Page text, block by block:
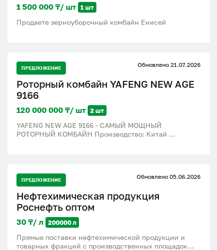
1 500 000 ₸/ шт 1 шт
Продаете зерноуборочный комбайн Енисей
ПРЕДЛОЖЕНИЕ Обновлено 21.07.2026
Роторный комбайн YAFENG NEW AGE
9166
120 000 000 ₸/ шт 2 шт
YAFENG NEW AGE 9166 - САМЫЙ МОЩНЫЙ
РОТОРНЫЙ КОМБАЙН Производство: Китай
Топливный бак: 500 л Жатка: в комплекте зерновая
9,15 м (flex), привод Шумахер Это самый мощный
серийно изготавливаемый китайский комбайн.
Производится на заводе YAFENG. NEW AGE 9166 –
один из самых востребованных комбайнов на
внутреннем рынке Китая, который уже прошел
тестирование в Казахстане и доказал свою
эффективность в наших климатических условиях.
Машина сочетает в себе современную роторную
ПРЕДЛОЖЕНИЕ Обновлено 05.06.2026
Нефтехимическая продукция
Роснефть оптом
30 ₸/ л 200000 л
Прямые поставки нефтехимической продукции и
товарных фракций с производственных площадок